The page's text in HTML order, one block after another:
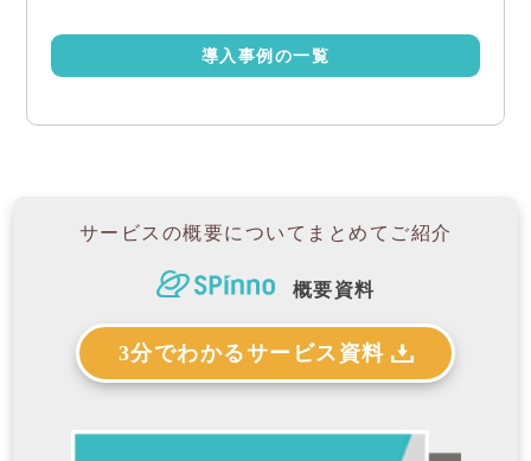
導入事例の一覧
サービスの概要について まとめてご紹介
概要資料
3分でわかるサービス資料